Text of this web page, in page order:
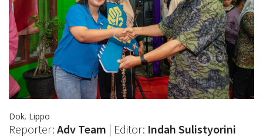
Dok. Lippo
Reporter: Adv Team | Editor: Indah Sulistyorini